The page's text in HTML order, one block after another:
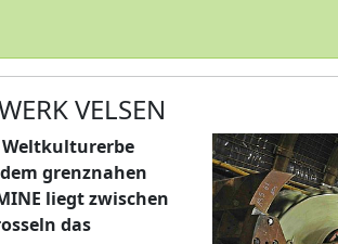
VELSEN
Weltkulturerbe
grenznahen
liegt zwischen
das